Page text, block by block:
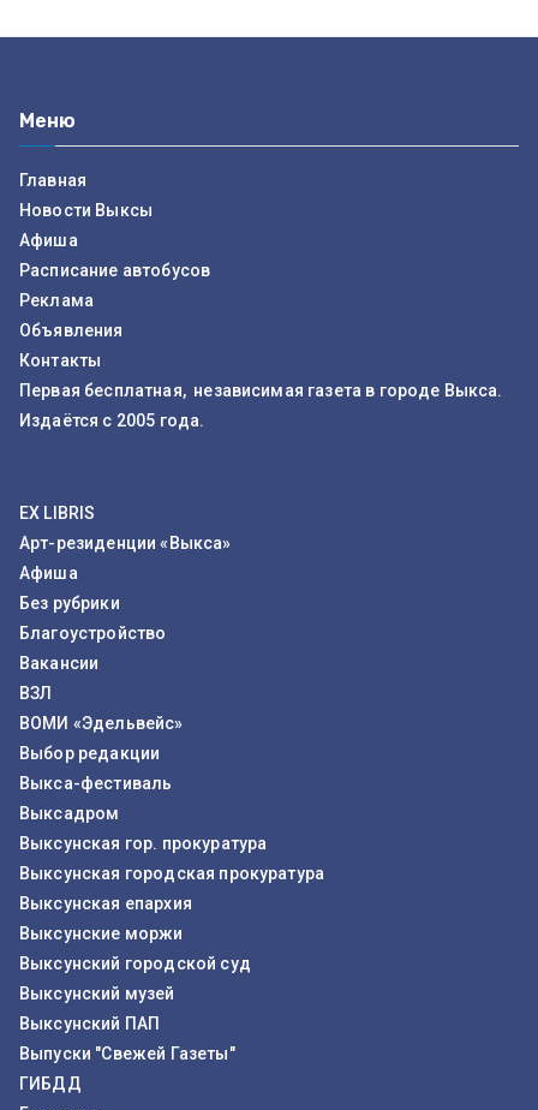
Меню
Главная
Новости Выксы
Афиша
Расписание автобусов
Реклама
Объявления
Контакты
Первая бесплатная, независимая газета в городе Выкса.
Издаётся с 2005 года.
EX LIBRIS
Арт-резиденции «Выкса»
Афиша
Без рубрики
Благоустройство
Вакансии
ВЗЛ
ВОМИ «Эдельвейс»
Выбор редакции
Выкса-фестиваль
Выксадром
Выксунская гор. прокуратура
Выксунская городская прокуратура
Выксунская епархия
Выксунские моржи
Выксунский городской суд
Выксунский музей
Выксунский ПАП
Выпуски "Свежей Газеты"
ГИБДД